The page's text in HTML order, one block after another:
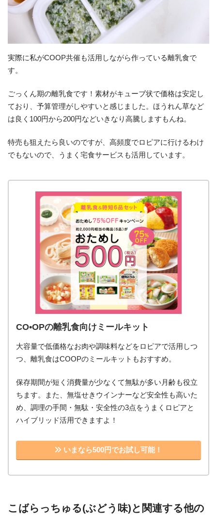
実際に私がCOOP共催も活用しながら作っている離乳食で
す。
ごっくん期の離乳食です！素材がキューブ状で価格は安定し
ており、予算管理がしやすいと感じました。ほうれん草など
は良く100円から200円などいきなり高騰しますもんね。
特売も狙えたら良いのですが、高頻度でロピアに行けるわけ
でもないので、うまく宅食サービスも活用しています。
CO•OPの離乳食向けミールキット
大容量で低価格なお肉や調味料などをロピアで活用しつ
つ、離乳食はCOOPのミールキットもおすすめ。
保存期間が短く消費量が少なくて無駄が多い月齢も役立
ちます。また、無塩せきウインナーなど安全性も高いた
め、調理の手間・無駄・安全性の3点をうまくロピアと
ハイブリッド活用できますよ！
いまなら500円でお試し可能！
こばらっちゅる(ぶどう味)と関連する他の